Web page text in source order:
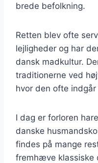
brede befolkning.
Retten blev ofte
lejligheder og har
dansk madkultur.
traditionerne ved
hvor den ofte
I dag er forloren
danske
findes på mange
fremhæve klassiske